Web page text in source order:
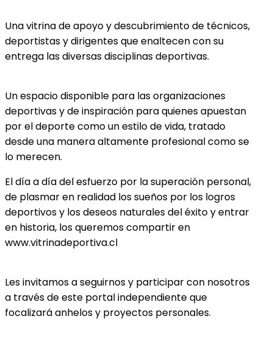
Una vitrina de apoyo y descubrimiento de técnicos,
deportistas y dirigentes que enaltecen con su
entrega las diversas disciplinas deportivas.
Un espacio disponible para las organizaciones
deportivas y de inspiración para quienes apuestan
por el deporte como un estilo de vida, tratado
desde una manera altamente profesional como se
lo merecen.
El día a día del esfuerzo por la superación personal,
de plasmar en realidad los sueños por los logros
deportivos y los deseos naturales del éxito y entrar
en historia, los queremos compartir en
www.vitrinadeportiva.cl
Les invitamos a seguirnos y participar con nosotros
a través de este portal independiente que
focalizará anhelos y proyectos personales.